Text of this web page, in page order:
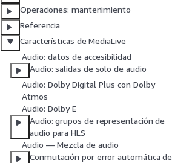
Operaciones: mantenimiento
Referencia
Características de MediaLive
Audio: datos de accesibilidad
Audio: salidas de solo de audio
Audio: Dolby Digital Plus con Dolby
Atmos
Audio: Dolby E
Audio: grupos de representación de
audio para HLS
Audio — Mezcla de audio
Conmutación por error automática de